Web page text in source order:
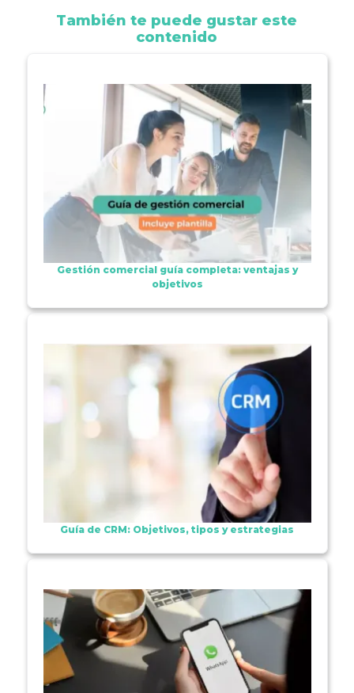
También te puede gustar este
contenido
Gestión comercial guía completa: ventajas y
objetivos
Guía de CRM: Objetivos, tipos y estrategias